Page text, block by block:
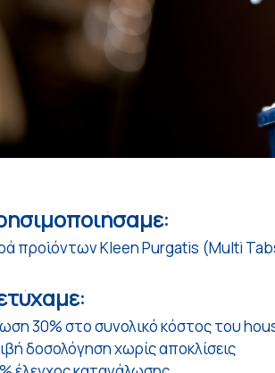
προϊόντων Kleen Purgatis (Multi
30% στο συνολικό κόστος του
δοσολόγηση χωρίς αποκλίσεις